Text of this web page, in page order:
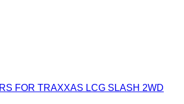
FOR TRAXXAS LCG SLASH 2WD